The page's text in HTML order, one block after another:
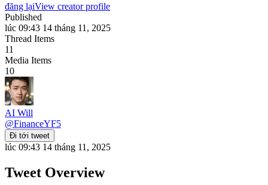
đăng lạiView creator profile
Published
lúc 09:43 14 tháng 11, 2025
Thread Items
11
Media Items
10
AI Will
@FinanceYF5
Đi tới tweet
lúc 09:43 14 tháng 11, 2025
Tweet Overview